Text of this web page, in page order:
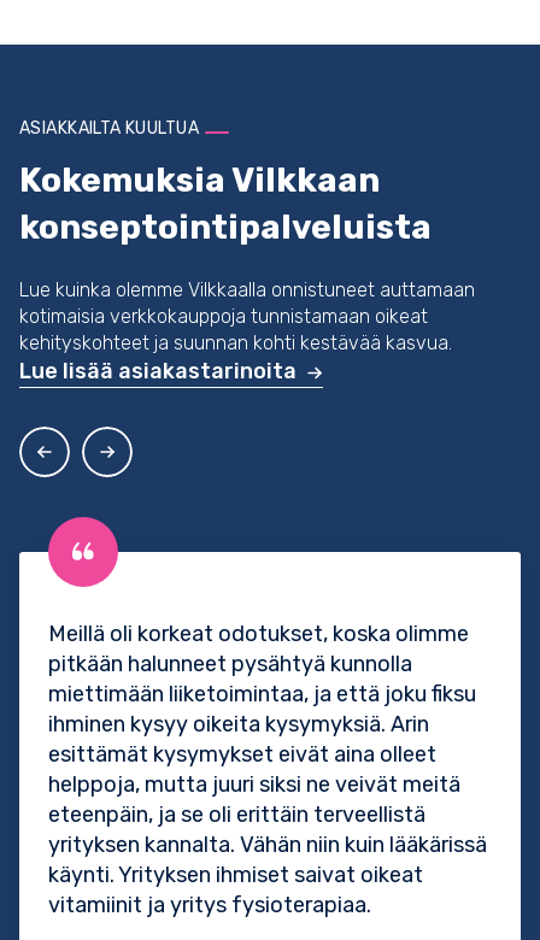
ASIAKKAILTA KUULTUA
Kokemuksia Vilkkaan
konseptointipalveluista
Lue kuinka olemme Vilkkaalla onnistuneet auttamaan
kotimaisia verkkokauppoja tunnistamaan oikeat
kehityskohteet ja suunnan kohti kestävää kasvua.
Lue lisää asiakastarinoita
Meillä oli korkeat odotukset, koska olimme
pitkään halunneet pysähtyä kunnolla
miettimään liiketoimintaa, ja että joku fiksu
ihminen kysyy oikeita kysymyksiä. Arin
esittämät kysymykset eivät aina olleet
helppoja, mutta juuri siksi ne veivät meitä
eteenpäin, ja se oli erittäin terveellistä
yrityksen kannalta. Vähän niin kuin lääkärissä
käynti. Yrityksen ihmiset saivat oikeat
vitamiinit ja yritys fysioterapiaa.